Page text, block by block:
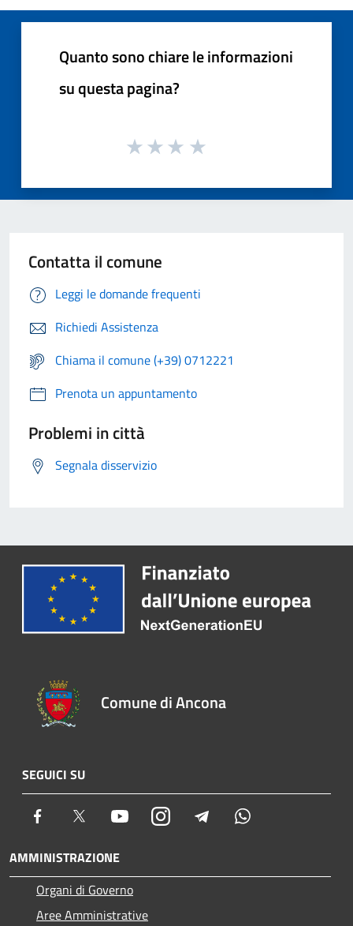
Quanto sono chiare le informazioni
su questa pagina?
Contatta il comune
Leggi le domande frequenti
Richiedi Assistenza
Chiama il comune (+39) 0712221
Prenota un appuntamento
Problemi in città
Segnala disservizio
Comune di Ancona
SEGUICI SU
Facebook Twitter YoutubeInstagram Telegram
AMMINISTRAZIONE
Organi di Governo
Aree Amministrative